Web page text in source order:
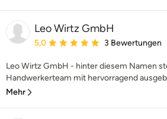
Leo Wirtz GmbH
Durchschnittliche Bewertung: 5 von
5,0 3 Bewertungen
Leo Wirtz GmbH - hinter diesem Namen
Handwerkerteam mit hervorragend
Mehr